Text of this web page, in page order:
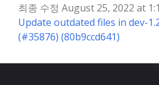
최종 수정 August 25, 2022 at
Update outdated files in dev-
(#35876) (80b9ccd641)